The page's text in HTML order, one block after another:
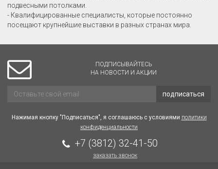
подвесными потолками.
- Квалифицированные специалисты, которые постоянно
посещают крупнейшие выставки в разных странах мира.
ПОДПИСЫВАЙТЕСЬ
НА НОВОСТИ И АКЦИИ
подписаться
Нажимая кнопку "Подписаться", я соглашаюсь с условиями политики
конфиденциальности
+7 (3812) 32-41-50
заказать звонок